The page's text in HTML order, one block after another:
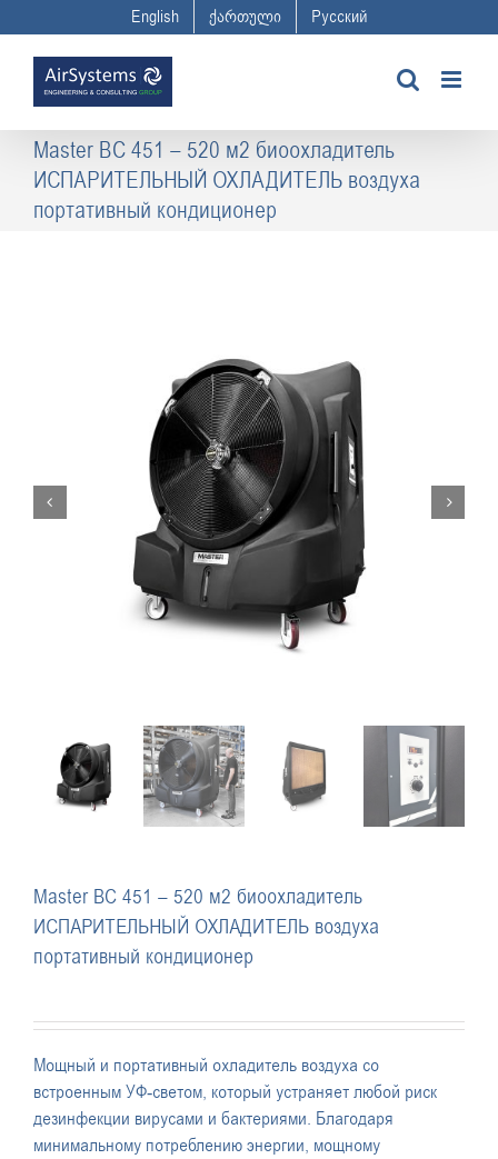
to
content
English ქართული Русский
Master BC 451 – 520 м2 биоохладитель
ИСПАРИТЕЛЬНЫЙ ОХЛАДИТЕЛЬ воздуха
портативный кондиционер
Master BC 451 – 520 м2 биоохладитель
ИСПАРИТЕЛЬНЫЙ ОХЛАДИТЕЛЬ воздуха
портативный кондиционер
Мощный и портативный охладитель воздуха со
встроенным УФ-светом, который устраняет любой риск
дезинфекции вирусами и бактериями. Благодаря
минимальному потреблению энергии, мощному